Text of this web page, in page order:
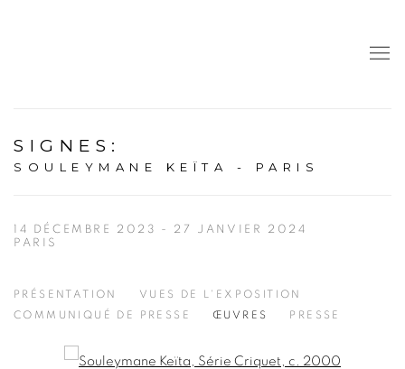
SIGNES :
SOULEYMANE KEÏTA - PARIS
14 DÉCEMBRE 2023 - 27 JANVIER 2024
PARIS
PRÉSENTATION
VUES DE L'EXPOSITION
COMMUNIQUÉ DE PRESSE
ŒUVRES PRESSE
Open a larger version of the following image in a popup: